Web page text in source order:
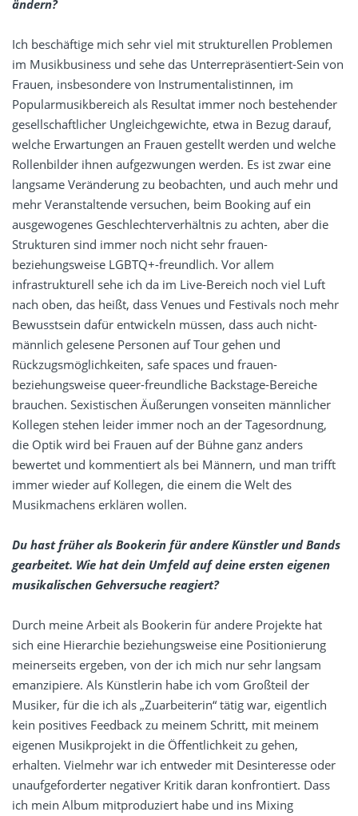
ändern?
Ich beschäftige mich sehr viel mit strukturellen Problemen
im Musikbusiness und sehe das Unterrepräsentiert-Sein von
Frauen, insbesondere von Instrumentalistinnen, im
Popularmusikbereich als Resultat immer noch bestehender
gesellschaftlicher Ungleichgewichte, etwa in Bezug darauf,
welche Erwartungen an Frauen gestellt werden und welche
Rollenbilder ihnen aufgezwungen werden. Es ist zwar eine
langsame Veränderung zu beobachten, und auch mehr und
mehr Veranstaltende versuchen, beim Booking auf ein
ausgewogenes Geschlechterverhältnis zu achten, aber die
Strukturen sind immer noch nicht sehr frauen-
beziehungsweise LGBTQ+-freundlich. Vor allem
infrastrukturell sehe ich da im Live-Bereich noch viel Luft
nach oben, das heißt, dass Venues und Festivals noch mehr
Bewusstsein dafür entwickeln müssen, dass auch nicht-
männlich gelesene Personen auf Tour gehen und
Rückzugsmöglichkeiten, safe spaces und frauen-
beziehungsweise queer-freundliche Backstage-Bereiche
brauchen. Sexistischen Äußerungen vonseiten männlicher
Kollegen stehen leider immer noch an der Tagesordnung,
die Optik wird bei Frauen auf der Bühne ganz anders
bewertet und kommentiert als bei Männern, und man trifft
immer wieder auf Kollegen, die einem die Welt des
Musikmachens erklären wollen.
Du hast früher als Bookerin für andere Künstler und Bands
gearbeitet. Wie hat dein Umfeld auf deine ersten eigenen
musikalischen Gehversuche reagiert?
Durch meine Arbeit als Bookerin für andere Projekte hat
sich eine Hierarchie beziehungsweise eine Positionierung
meinerseits ergeben, von der ich mich nur sehr langsam
emanzipiere. Als Künstlerin habe ich vom Großteil der
Musiker, für die ich als „Zuarbeiterin“ tätig war, eigentlich
kein positives Feedback zu meinem Schritt, mit meinem
eigenen Musikprojekt in die Öffentlichkeit zu gehen,
erhalten. Vielmehr war ich entweder mit Desinteresse oder
unaufgeforderter negativer Kritik daran konfrontiert. Dass
ich mein Album mitproduziert habe und ins Mixing